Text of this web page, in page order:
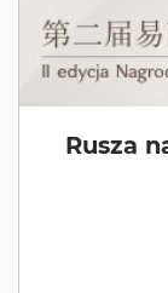
Rusza